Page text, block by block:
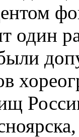
один